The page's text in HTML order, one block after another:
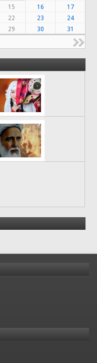
15 16
17
22 23
24
29 30 31